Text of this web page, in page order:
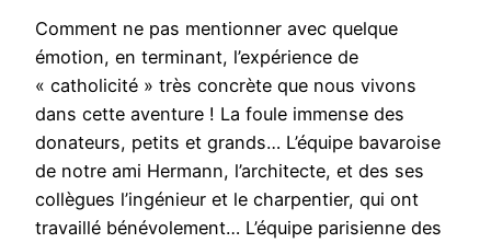
Comment ne pas mentionner avec quelque
émotion, en terminant, l’expérience de
« catholicité » très concrète que nous vivons
dans cette aventure ! La foule immense des
donateurs, petits et grands… L’équipe bavaroise
de notre ami Hermann, l’architecte, et des ses
collègues l’ingénieur et le charpentier, qui ont
travaillé bénévolement… L’équipe parisienne des